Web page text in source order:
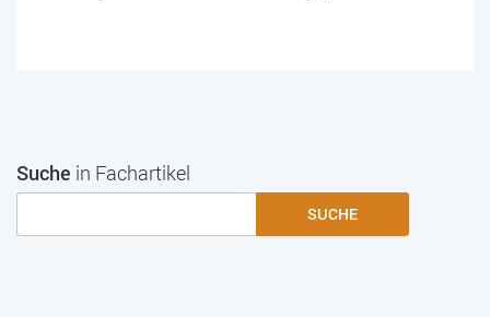
Suche in Fachartikel
SUCHE